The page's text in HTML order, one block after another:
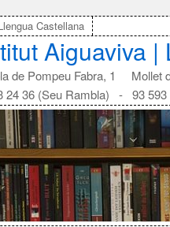
Castellana
Aiguaviva
de Pompeu Fabra, 1 Mollet
24 36 (Seu Rambla) - 93